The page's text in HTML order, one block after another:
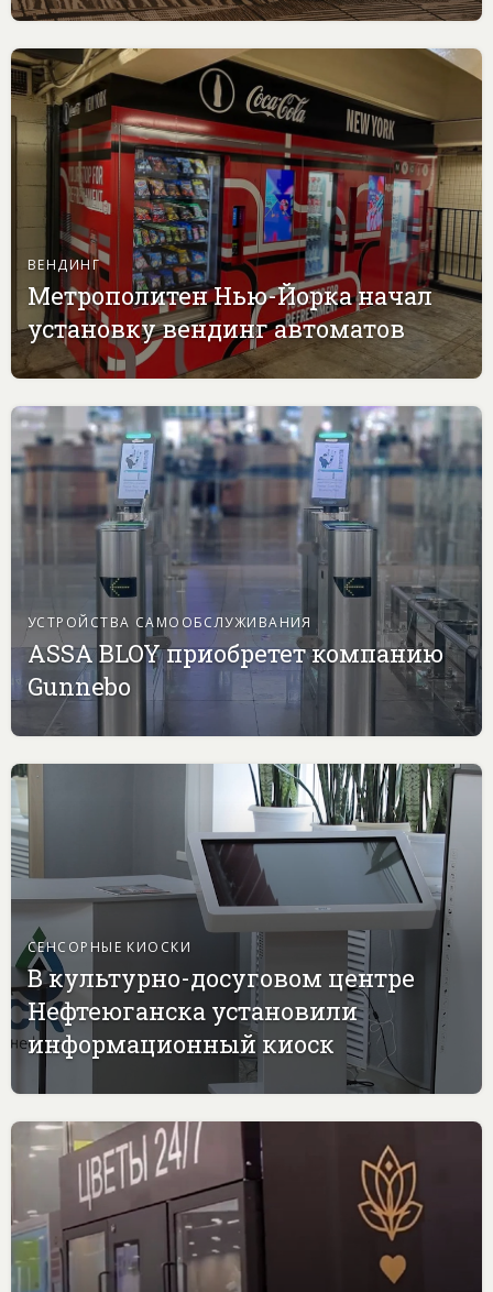
ВЕНДИНГ
Метрополитен Нью-Йорка начал
установку вендинг автоматов
УСТРОЙСТВА САМООБСЛУЖИВАНИЯ
ASSA BLOY приобретет компанию
Gunnebo
СЕНСОРНЫЕ КИОСКИ
В культурно-досуговом центре
Нефтеюганска установили
информационный киоск